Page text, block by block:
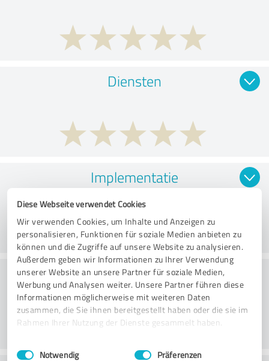
Diese Webseite verwendet Cookies
Wir verwenden Cookies, um Inhalte und Anzeigen zu
personalisieren, Funktionen für soziale Medien anbieten zu
können und die Zugriffe auf unsere Website zu analysieren.
Außerdem geben wir Informationen zu Ihrer Verwendung
unserer Website an unsere Partner für soziale Medien,
Werbung und Analysen weiter. Unsere Partner führen diese
Informationen möglicherweise mit weiteren Daten
zusammen, die Sie ihnen bereitgestellt haben oder die sie im
Rahmen Ihrer Nutzung der Dienste gesammelt haben.
Impressum Datenschutzbestimmungen
Einwilligungsauswahl
Notwendig Präferenzen
Diensten
Implementatie
Consulting